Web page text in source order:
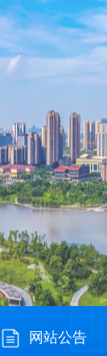
网站公告